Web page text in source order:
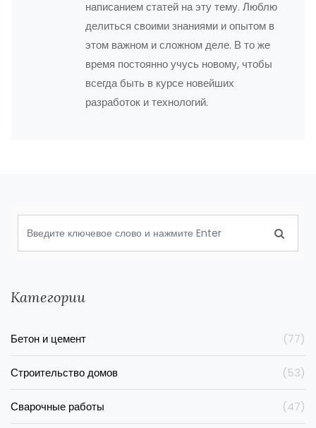
написанием статей на эту тему. Люблю
делиться своими знаниями и опытом в
этом важном и сложном деле. В то же
время постоянно учусь новому, чтобы
всегда быть в курсе новейших
разработок и технологий.
Категории
Бетон и цемент (77)
Строительство домов (53)
Сварочные работы (47)